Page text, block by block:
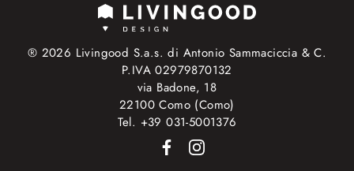
® 2026 Livingood S.a.s. di Antonio Sammaciccia & C.
P.IVA 02979870132
via Badone, 18
22100 Como (Como)
Tel. +39 031-5001376